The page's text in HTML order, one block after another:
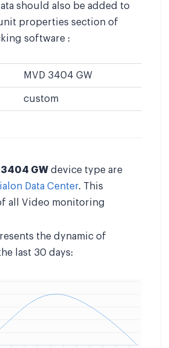
should also be added to
properties section of
software :
MVD 3404 GW
custom
GW device type are
Data Center. This
all Video monitoring
the dynamic of
last 30 days: